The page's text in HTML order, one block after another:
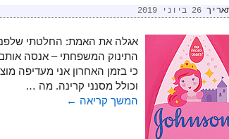
26 ביוני 2019
אגלה את האמת: החלטתי
התינוק המשפחתי – אנסה אותם
כי בזמן האחרון אני מעדיפה
וכולל מסנני קרינה. מה …
המשך קריאה ←